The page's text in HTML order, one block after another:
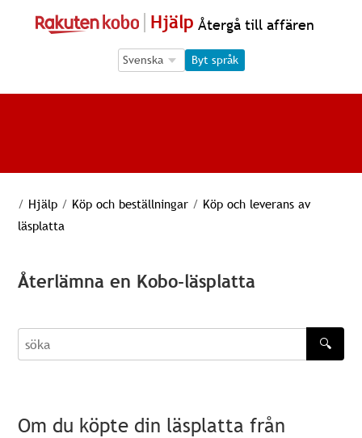
Hjälp Återgå till affären
Language Selection
Language Selection
Byt språk
/ Hjälp / Köp och beställningar / Köp och leverans av
läsplatta
Återlämna en Kobo-läsplatta
söka
🔍
Om du köpte din läsplatta från